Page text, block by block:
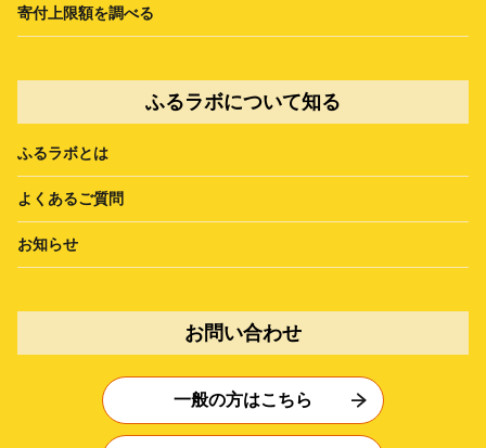
寄付上限額を調べる
ふるラボについて知る
ふるラボとは
よくあるご質問
お知らせ
お問い合わせ
一般の方はこちら